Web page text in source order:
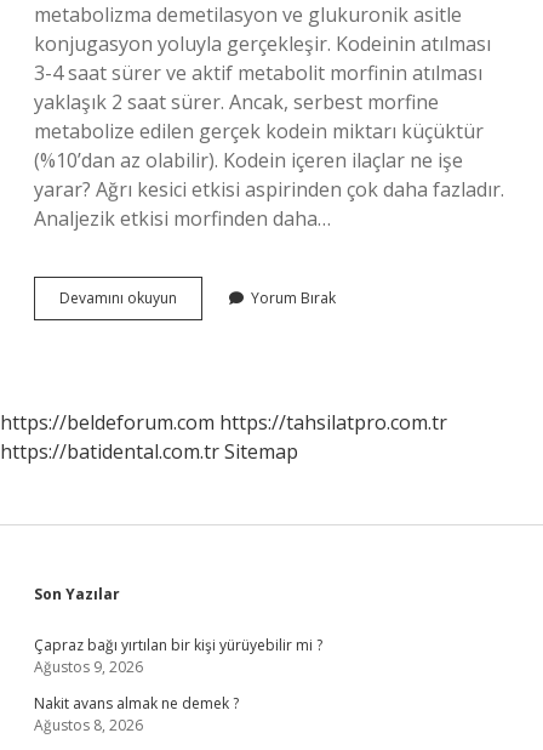
metabolizma demetilasyon ve glukuronik asitle
konjugasyon yoluyla gerçekleşir. Kodeinin atılması
3-4 saat sürer ve aktif metabolit morfinin atılması
yaklaşık 2 saat sürer. Ancak, serbest morfine
metabolize edilen gerçek kodein miktarı küçüktür
(%10’dan az olabilir). Kodein içeren ilaçlar ne işe
yarar? Ağrı kesici etkisi aspirinden çok daha fazladır.
Analjezik etkisi morfinden daha…
Devamını okuyun
Yan
Yorum Bırak
https://beldeforum.com https://tahsilatpro.com.tr
https://batidental.com.trSitemap
Sidebar
Son Yazılar
Çapraz bağı yırtılan bir kişi yürüyebilir mi ?
Ağustos 9, 2026
Nakit avans almak ne demek ?
Ağustos 8, 2026